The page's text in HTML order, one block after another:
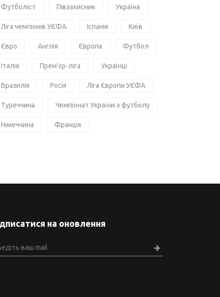
Футболіст Півзахисник Україна
Ліга чемпіонів УЄФА Іспанія Київ
Євро Англія Європа Футбол
Італія Прем'єр-ліга Українці
Бразилія Росія Ліга Європи УЄФА
Туреччина Чемпіонат України з футболу
Німеччина Франція
на оновлення